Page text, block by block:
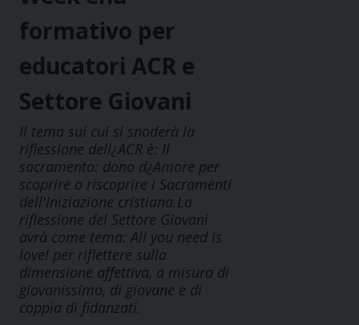
formativo per
educatori ACR e
Settore Giovani
Il tema sui cui si snoderà la
riflessione dell¿ACR è: Il
sacramento: dono d¿Amore per
scoprire o riscoprire i Sacramenti
dell'Iniziazione cristiana.La
riflessione del Settore Giovani
avrà come tema: All you need is
love! per riflettere sulla
dimensione affettiva, a misura di
giovanissimo, di giovane e di
coppia di fidanzati.